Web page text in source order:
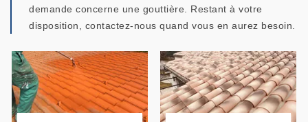
demande concerne une gouttière. Restant à votre
disposition, contactez-nous quand vous en aurez besoin.